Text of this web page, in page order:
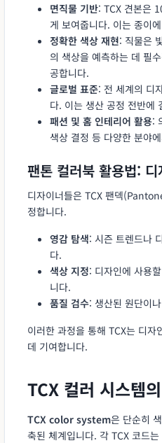
면직물 기반: TCX 견본은
게 보여줍니다. 이는 종이
정확한 색상 재현: 직물은
의 색상을 예측하는 데 필
공합니다.
글로벌 표준: 전 세계의 디
다. 이는 생산 공정 전반에
패션 및 홈 인테리어 활용:
색상 결정 등 다양한 분야
팬톤 컬러북 활용법:
디자이너들은 TCX 팬덱
정합니다.
영감 탐색: 시즌 트렌드나
다.
색상 지정: 디자인에 사용
니다.
품질 검수: 생산된 원단이
이러한 과정을 통해 TCX는 디
데 기여합니다.
TCX 컬러 시스템
TCX color system은 단순히
축된 체계입니다. 각 TCX 코드